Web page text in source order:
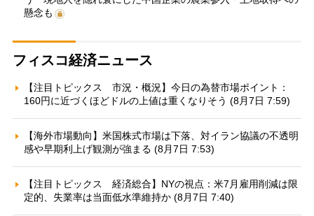
懸念も
フィスコ経済ニュース
【注目トピックス 市況・概況】今日の為替市場ポイント：
160円に近づくほどドルの上値は重くなりそう (8月7日 7:59)
【海外市場動向】米国株式市場は下落、対イラン協議の不透明
感や早期利上げ観測が強まる (8月7日 7:53)
【注目トピックス 経済総合】NYの視点：米7月雇用削減は限
定的、失業率は当面低水準維持か (8月7日 7:40)